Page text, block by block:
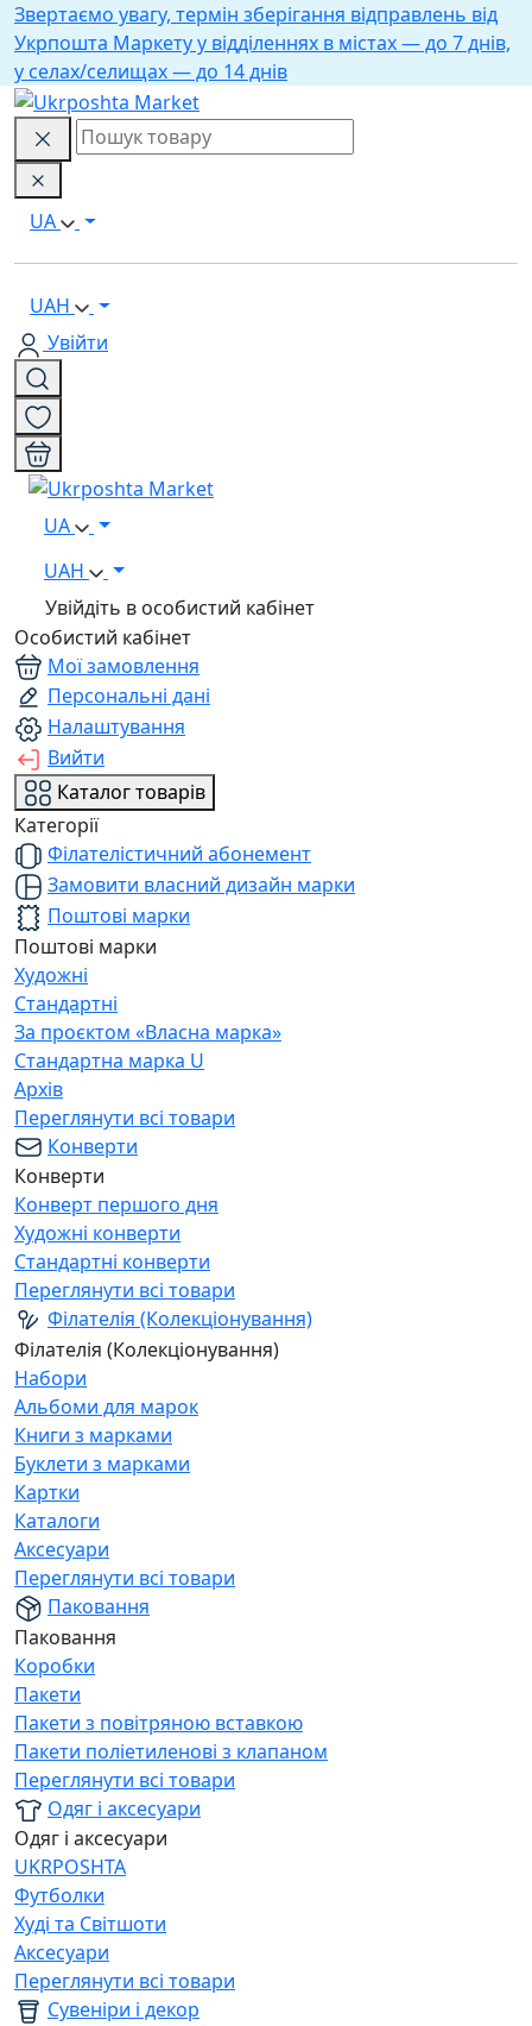
Звертаємо увагу, термін зберігання відправлень від
Укрпошта Маркету у відділеннях в містах — до 7 днів,
у селах/селищах — до 14 днів
UA
UAH
Увійти
UA
UAH
Увійдіть в особистий кабінет
Особистий кабінет
Мої замовлення
Персональні дані
Налаштування
Вийти
Каталог товарів
Категорії
Філателістичний абонемент
Замовити власний дизайн марки
Поштові марки
Поштові марки
Художні
Стандартні
За проєктом «Власна марка»
Стандартна марка U
Архів
Переглянути всі товари
Конверти
Конверти
Конверт першого дня
Художні конверти
Стандартні конверти
Переглянути всі товари
Філателія (Колекціонування)
Філателія (Колекціонування)
Набори
Альбоми для марок
Книги з марками
Буклети з марками
Картки
Каталоги
Аксесуари
Переглянути всі товари
Паковання
Паковання
Коробки
Пакети
Пакети з повітряною вставкою
Пакети поліетиленові з клапаном
Переглянути всі товари
Одяг і аксесуари
Одяг і аксесуари
UKRPOSHTA
Футболки
Худі та Світшоти
Аксесуари
Переглянути всі товари
Сувеніри і декор